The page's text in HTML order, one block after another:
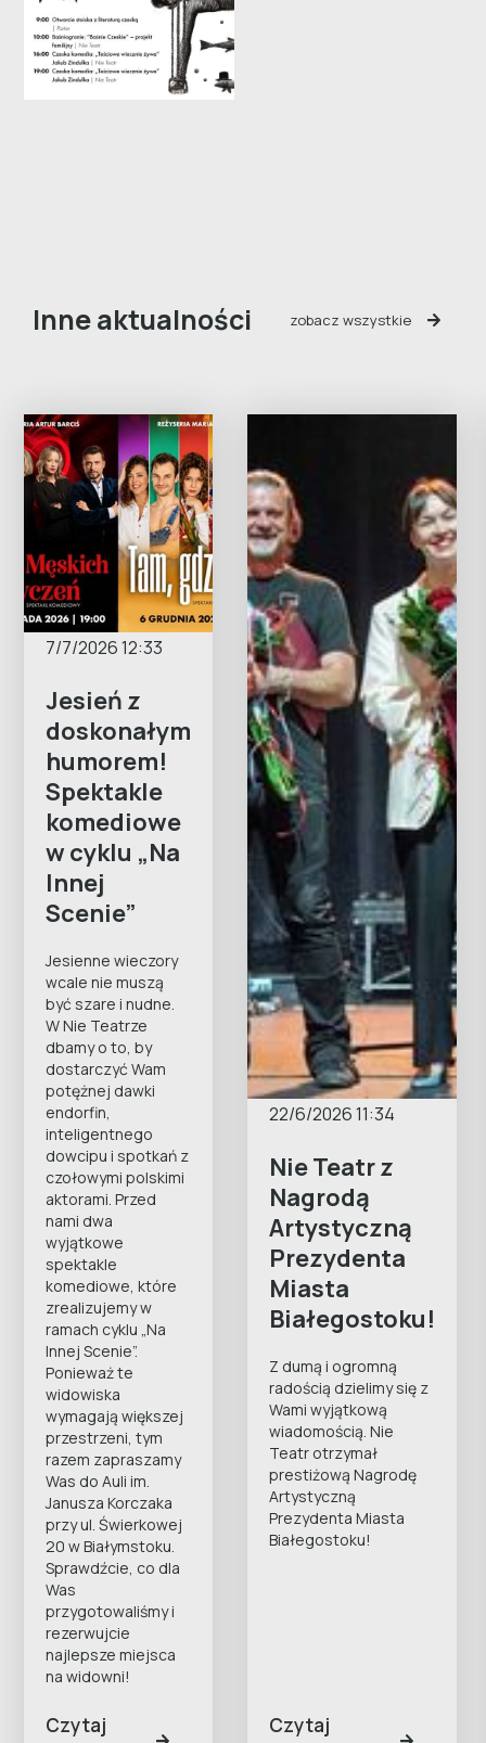
Inne aktualności zobacz wszystkie
7/7/2026 12:33
Jesień z
doskonałym
humorem!
Spektakle
komediowe
w cyklu „Na
Innej
Scenie”
Jesienne wieczory
wcale nie muszą
być szare i nudne.
W Nie Teatrze
dbamy o to, by
dostarczyć Wam
potężnej dawki
endorfin,
inteligentnego
dowcipu i spotkań z
czołowymi polskimi
aktorami. Przed
nami dwa
wyjątkowe
spektakle
komediowe, które
zrealizujemy w
ramach cyklu „Na
Innej Scenie”.
Ponieważ te
widowiska
wymagają większej
przestrzeni, tym
razem zapraszamy
Was do Auli im.
Janusza Korczaka
przy ul. Świerkowej
20 w Białymstoku.
Sprawdźcie, co dla
Was
przygotowaliśmy i
rezerwujcie
najlepsze miejsca
na widowni!
Czytaj
22/6/2026 11:34
Nie Teatr z
Nagrodą
Artystyczną
Prezydenta
Miasta
Białegostoku!
Z dumą i ogromną
radością dzielimy się z
Wami wyjątkową
wiadomością. Nie
Teatr otrzymał
prestiżową Nagrodę
Artystyczną
Prezydenta Miasta
Białegostoku!
Czytaj